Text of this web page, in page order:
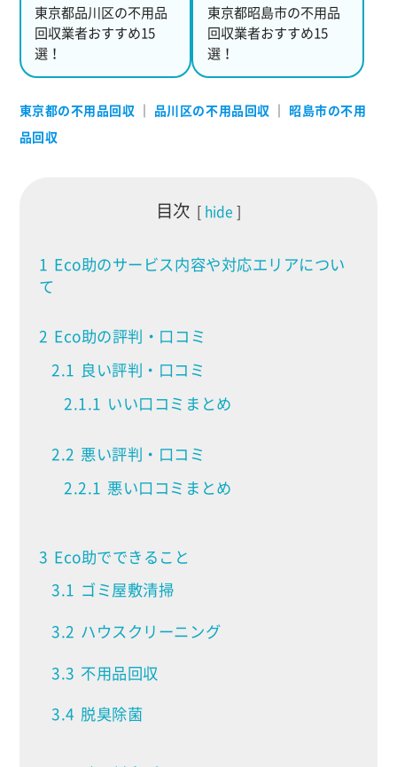
東京都品川区の不用品
回収業者おすすめ15
選！
東京都昭島市の不用品
回収業者おすすめ15
選！
東京都の不用品回収 ｜ 品川区の不用品回収 ｜ 昭島市の不用
品回収
目次 hide
1 Eco助のサービス内容や対応エリアについ
て
2 Eco助の評判・口コミ
2.1 良い評判・口コミ
2.1.1 いい口コミまとめ
2.2 悪い評判・口コミ
2.2.1 悪い口コミまとめ
3 Eco助でできること
3.1 ゴミ屋敷清掃
3.2 ハウスクリーニング
3.3 不用品回収
3.4 脱臭除菌